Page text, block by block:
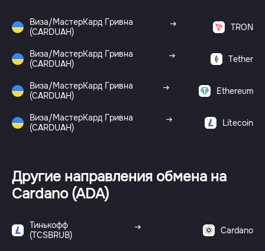
Виза/МастерКард Гривна
(CARDUAH)
TRON
Виза/МастерКард Гривна
(CARDUAH)
Tether
Виза/МастерКард Гривна
(CARDUAH)
Ethereum
Виза/МастерКард Гривна
(CARDUAH)
Litecoin
Другие направления обмена на
Cardano (ADA)
Тинькофф
(TCSBRUB)
Cardano